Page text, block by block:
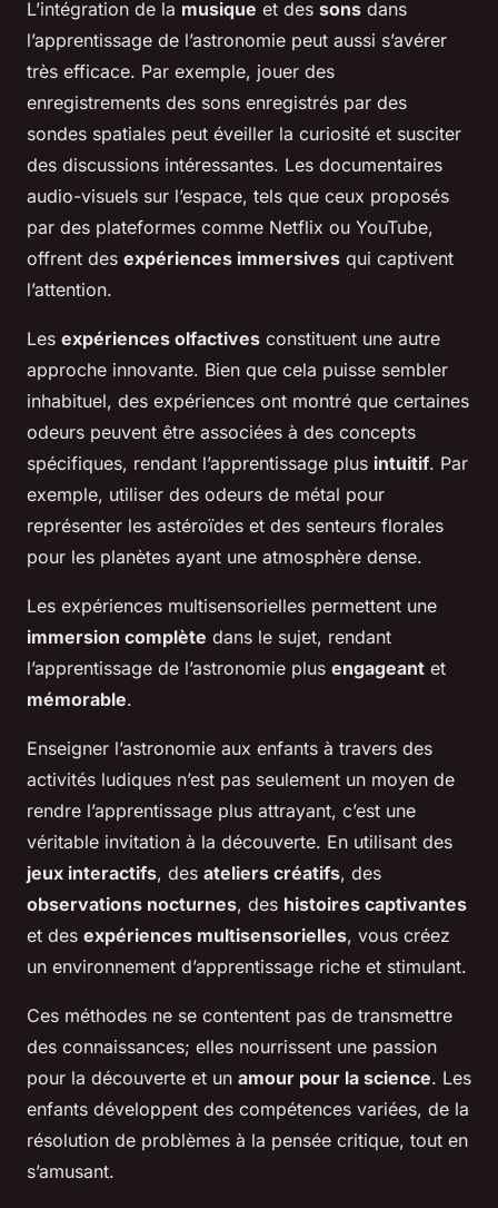
L’intégration de la musique et des sons dans
l’apprentissage de l’astronomie peut aussi s’avérer
très efficace. Par exemple, jouer des
enregistrements des sons enregistrés par des
sondes spatiales peut éveiller la curiosité et susciter
des discussions intéressantes. Les documentaires
audio-visuels sur l’espace, tels que ceux proposés
par des plateformes comme Netflix ou YouTube,
offrent des expériences immersives qui captivent
l’attention.
Les expériences olfactives constituent une autre
approche innovante. Bien que cela puisse sembler
inhabituel, des expériences ont montré que certaines
odeurs peuvent être associées à des concepts
spécifiques, rendant l’apprentissage plus intuitif. Par
exemple, utiliser des odeurs de métal pour
représenter les astéroïdes et des senteurs florales
pour les planètes ayant une atmosphère dense.
Les expériences multisensorielles permettent une
immersion complète dans le sujet, rendant
l’apprentissage de l’astronomie plus engageant et
mémorable.
Enseigner l’astronomie aux enfants à travers des
activités ludiques n’est pas seulement un moyen de
rendre l’apprentissage plus attrayant, c’est une
véritable invitation à la découverte. En utilisant des
jeux interactifs, des ateliers créatifs, des
observations nocturnes, des histoires captivantes
et des expériences multisensorielles, vous créez
un environnement d’apprentissage riche et stimulant.
Ces méthodes ne se contentent pas de transmettre
des connaissances; elles nourrissent une passion
pour la découverte et un amour pour la science. Les
enfants développent des compétences variées, de la
résolution de problèmes à la pensée critique, tout en
s’amusant.